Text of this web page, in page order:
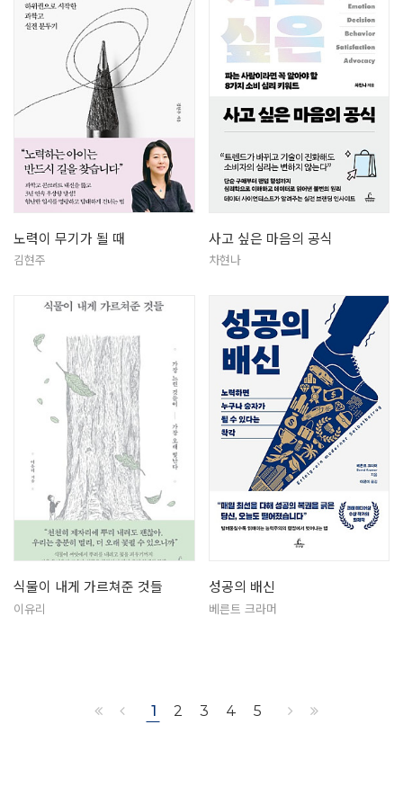
노력이 무기가 될 때
김현주
사고 싶은 마음의 공식
차현나
식물이 내게 가르쳐준 것들
이유리
성공의 배신
베른트 크라머
1 2 3 4 5